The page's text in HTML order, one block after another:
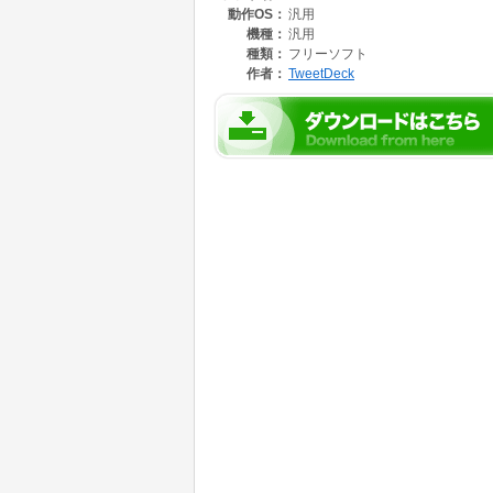
●複数の人のツイートを1カラムで閲覧できるリ
フォローしている人をカテゴリ別にリストに
新しいツイートがあると別ウィンドウがポッ
●フォロワーアイコンへのマウスオーバによ
任意のツイートを対象とした「リプライ(返信
動作OS： 汎用
機種： 汎用
種類： フリーソフト
作者： TweetDeck